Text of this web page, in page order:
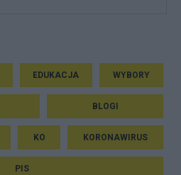
EDUKACJA WYBORY
BLOGI
KO KORONAWIRUS
PIS